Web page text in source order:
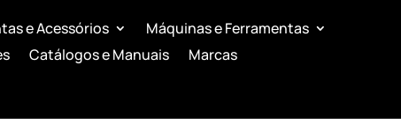
e Acessórios
Máquinas e Ferramentas
Catálogos e Manuais Marcas